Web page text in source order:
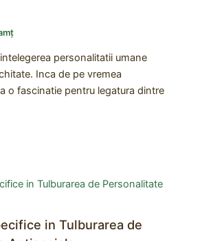
personalitatii umane
Inca de pe vremea
o fascinatie pentru legatura dintre
in Tulburarea de